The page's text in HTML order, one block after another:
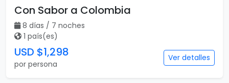
Con Sabor a Colombia
8 días / 7 noches
1 país(es)
USD $1,298
por persona
Ver detalles